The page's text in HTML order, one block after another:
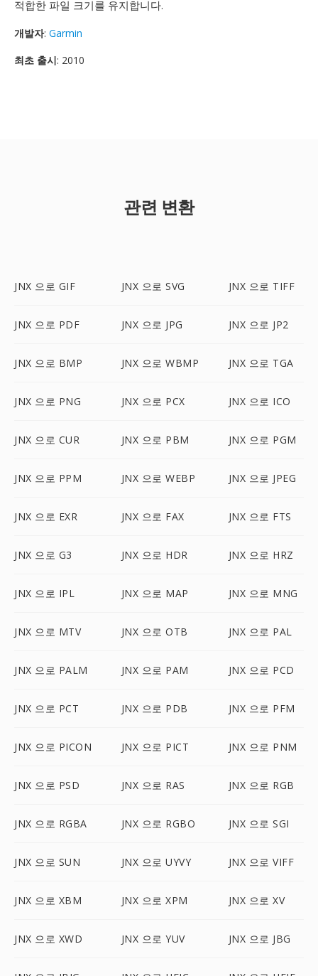
적합한 파일 크기를 유지합니다.
개발자: Garmin
최초 출시: 2010
관련 변환
JNX 으로 GIF JNX 으로 SVG JNX 으로 TIFF
JNX 으로 PDF JNX 으로 JPG JNX 으로 JP2
JNX 으로 BMP JNX 으로 WBMP JNX 으로 TGA
JNX 으로 PNG JNX 으로 PCX JNX 으로 ICO
JNX 으로 CUR JNX 으로 PBM JNX 으로 PGM
JNX 으로 PPM JNX 으로 WEBP JNX 으로 JPEG
JNX 으로 EXR JNX 으로 FAX JNX 으로 FTS
JNX 으로 G3 JNX 으로 HDR JNX 으로 HRZ
JNX 으로 IPL JNX 으로 MAP JNX 으로 MNG
JNX 으로 MTV JNX 으로 OTB JNX 으로 PAL
JNX 으로 PALM JNX 으로 PAM JNX 으로 PCD
JNX 으로 PCT JNX 으로 PDB JNX 으로 PFM
JNX 으로 PICON JNX 으로 PICT JNX 으로 PNM
JNX 으로 PSD JNX 으로 RAS JNX 으로 RGB
JNX 으로 RGBA JNX 으로 RGBO JNX 으로 SGI
JNX 으로 SUN JNX 으로 UYVY JNX 으로 VIFF
JNX 으로 XBM JNX 으로 XPM JNX 으로 XV
JNX 으로 XWD JNX 으로 YUV JNX 으로 JBG